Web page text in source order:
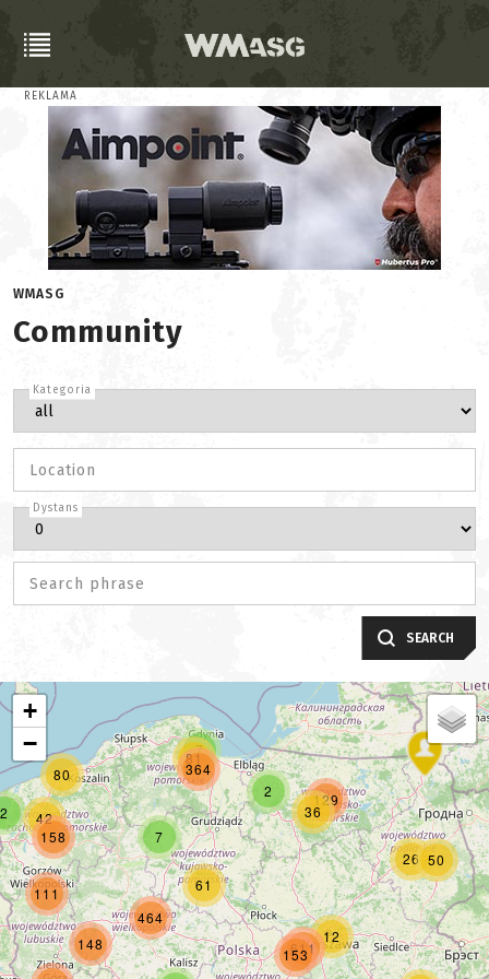
REKLAMA
WMASG
Community
Kategoria
Location
Dystans
Search phrase
SEARCH
61
26
153
36
81
42
148
7
2
7
2
12
80
111
158
464
50
364
129
611
+
−